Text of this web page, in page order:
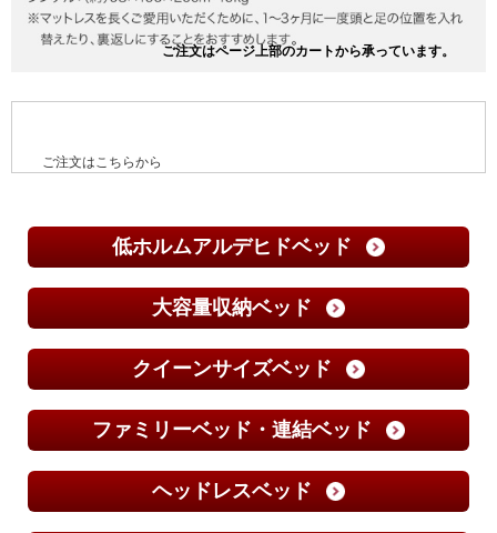
ご注文はこちらから
低ホルムアルデヒドベッド
大容量収納ベッド
クイーンサイズベッド
ファミリーベッド・連結ベッド
ヘッドレスベッド